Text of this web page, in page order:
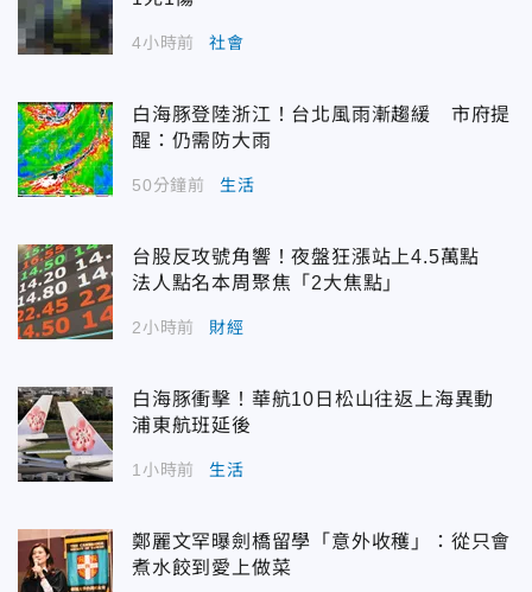
4小時前 社會
白海豚登陸浙江！台北風雨漸趨緩 市府提
醒：仍需防大雨
50分鐘前 生活
台股反攻號角響！夜盤狂漲站上4.5萬點
法人點名本周聚焦「2大焦點」
2小時前 財經
白海豚衝擊！華航10日松山往返上海異動
浦東航班延後
1小時前 生活
鄭麗文罕曝劍橋留學「意外收穫」：從只會
煮水餃到愛上做菜